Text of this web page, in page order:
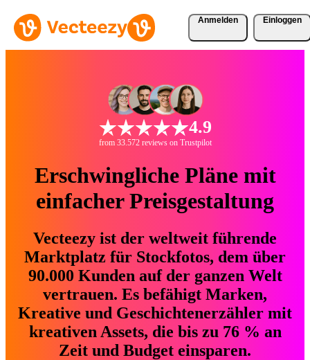
Anmelden Einloggen
4.9
from 33.572 reviews on Trustpilot
Erschwingliche Pläne mit
einfacher Preisgestaltung
Vecteezy ist der weltweit führende
Marktplatz für Stockfotos, dem über
90.000 Kunden auf der ganzen Welt
vertrauen. Es befähigt Marken,
Kreative und Geschichtenerzähler mit
kreativen Assets, die bis zu 76 % an
Zeit und Budget einsparen.